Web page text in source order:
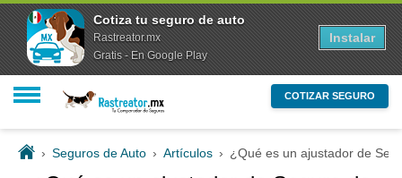
COTIZAR SEGURO
› Seguros de Auto › Artículos › ¿Qué es un ajustador de
Cotiza tu seguro de auto
Rastreator.mx
Gratis - En Google Play
Instalar